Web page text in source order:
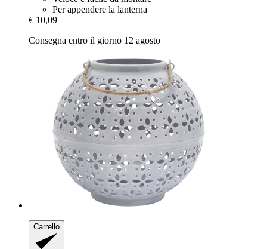
Per appendere la lanterna
€ 10,09
Consegna entro il giorno 12 agosto
Carrello